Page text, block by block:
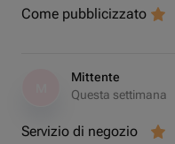
Come pubblicizzato
Mittente
Questa settimana
Servizio di negozio